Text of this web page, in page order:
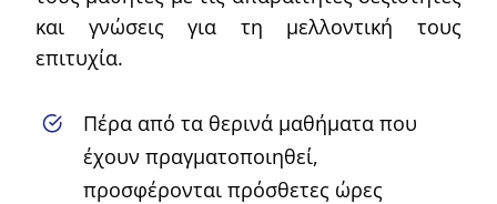
και γνώσεις για τη μελλοντική τους
επιτυχία.
Πέρα από τα θερινά μαθήματα που
έχουν πραγματοποιηθεί,
προσφέρονται πρόσθετες ώρες